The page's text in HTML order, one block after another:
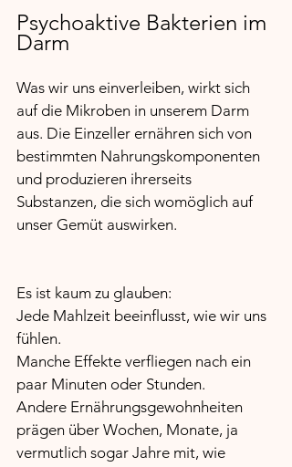
Psychoaktive Bakterien im
Darm
Was wir uns einverleiben, wirkt sich
auf die Mikroben in unserem Darm
aus. Die Einzeller ernähren sich von
bestimmten Nahrungskomponenten
und produzieren ihrerseits
Substanzen, die sich womöglich auf
unser Gemüt auswirken.
Es ist kaum zu glauben:
Jede Mahlzeit beeinflusst, wie wir uns
fühlen.
Manche Effekte verfliegen nach ein
paar Minuten oder Stunden.
Andere Ernährungsgewohnheiten
prägen über Wochen, Monate, ja
vermutlich sogar Jahre mit, wie